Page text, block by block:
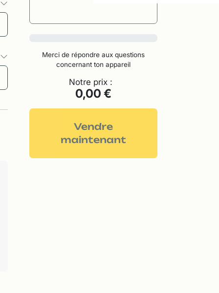
Merci de répondre aux questions
concernant ton appareil
Notre prix :
0,00 €
Vendre
maintenant